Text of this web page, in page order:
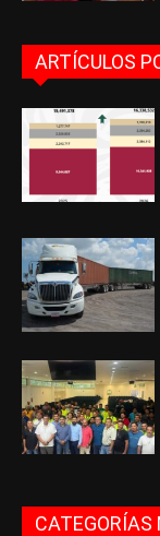
ARTÍCULOS
CATEGORÍAS